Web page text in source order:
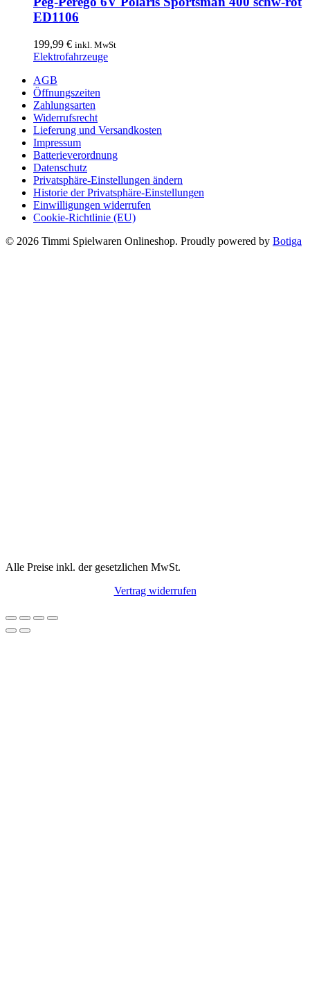
Produktseite
gewählt
ED1106
199,99 € inkl. MwSt
Elektrofahrzeuge
AGB
Öffnungszeiten
Zahlungsarten
Widerrufsrecht
Lieferung und Versandkosten
Impressum
Batterieverordnung
Datenschutz
Privatsphäre-Einstellungen ändern
Historie der Privatsphäre-Einstellungen
Einwilligungen widerrufen
Cookie-Richtlinie (EU)
© 2026 Timmi Spielwaren Onlineshop. Proudly powered by Botiga
Alle Preise inkl. der gesetzlichen MwSt.
Vertrag widerrufen